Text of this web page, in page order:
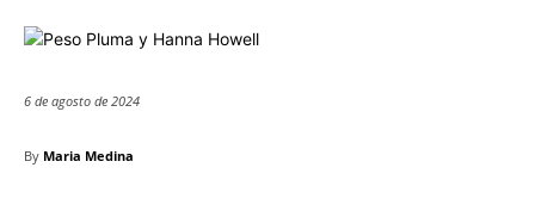
6 de agosto de 2024
By Maria Medina